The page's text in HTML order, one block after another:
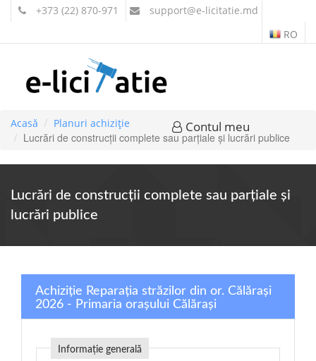
+373 (22) 870-971 support@e-licitatie.md
RO
Contul meu
Acasă Planuri achiziție
Lucrări de construcţii complete sau parţiale şi lucrări publice
Lucrări de construcţii complete sau parţiale şi
lucrări publice
Achiziție Reparația străzilor din or. Călărași
2026 - Primaria orașului Călărași
Informație generală